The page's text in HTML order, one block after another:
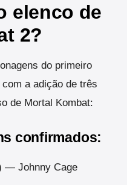
elenco de
2?
do primeiro
a adição de três
de Mortal Kombat:
confirmados:
— Johnny Cage